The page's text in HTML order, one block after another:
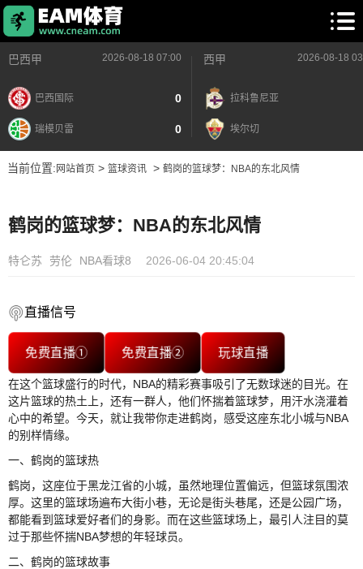
巴西甲 2026-08-18 07:00
巴西国际 0
瑞模贝雷 0
西甲 2026-08-18
拉科鲁尼亚
埃尔切
当前位置: 网站首页> 篮球资讯> 鹤岗的篮球梦：NBA的东北风情
鹤岗的篮球梦：NBA的东北风情
特仑苏 劳伦 NBA看球8 2026-06-04 20:45:04
直播信号
免费直播① 免费直播② 玩球直播
在这个篮球盛行的时代，NBA的精彩赛事吸引了无数球迷的目光。在
这片篮球的热土上，还有一群人，他们怀揣着篮球梦，用汗水浇灌着
心中的希望。今天，就让我带你走进鹤岗，感受这座东北小城与NBA
的别样情缘。
一、鹤岗的篮球热
鹤岗，这座位于黑龙江省的小城，虽然地理位置偏远，但篮球氛围浓
厚。这里的篮球场遍布大街小巷，无论是街头巷尾，还是公园广场，
都能看到篮球爱好者们的身影。而在这些篮球场上，最引人注目的莫
过于那些怀揣NBA梦想的年轻球员。
二、鹤岗的篮球故事